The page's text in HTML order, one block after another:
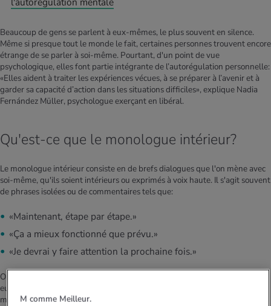
Beaucoup de gens se parlent à eux-mêmes, le plus souvent en silence.
Même si presque tout le monde le fait, certaines personnes trouvent encore
étrange de se parler à soi-même. Pourtant, d'un point de vue
psychologique, elles font partie intégrante de l’autorégulation personnelle:
«Elles aident à traiter les expériences vécues, à se préparer à l’avenir et à
garder sa capacité d’action dans les situations difficiles», explique Nadia
Fernández Müller, psychologue exerçant en libéral.
Qu'est-ce que le monologue intérieur?
Le monologue intérieur consiste en de brefs dialogues que l'on mène avec
soi-même, qu'ils soient intérieurs ou exprimés à voix haute. Il s'agit souvent
de phrases isolées ou de commentaires tels que:
«Maintenant, étape par étape.»
«Ça a mieux fonctionné que prévu.»
«Je devrai y faire attention la prochaine fois.»
On estime que la grande majorité des adultes se parle régulièrement à
eux-mêmes. Surtout lorsque de l'attention, de l'organisation ou une
maîtrise de ses émotions.
M comme Meilleur.